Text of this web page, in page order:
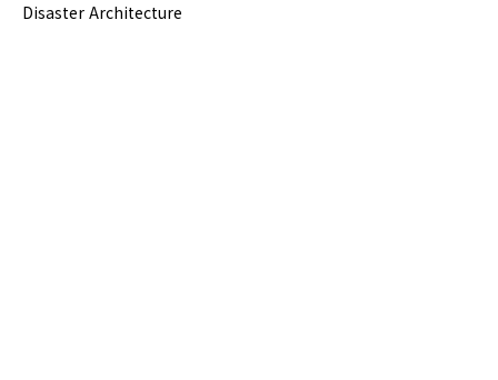
Disaster Architecture